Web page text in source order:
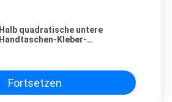
Halb quadratische untere
Handtaschen-Kleber-
Fortsetzen